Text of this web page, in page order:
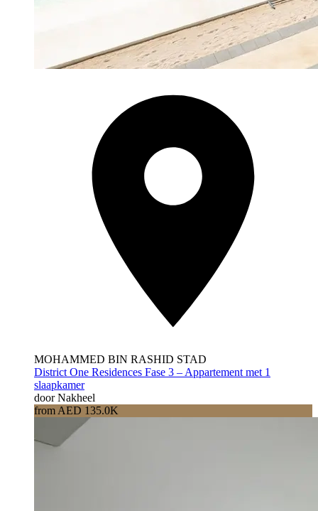
MOHAMMED BIN RASHID STAD
District One Residences Fase 3 – Appartement met 1
slaapkamer
door Nakheel
from AED 135.0K